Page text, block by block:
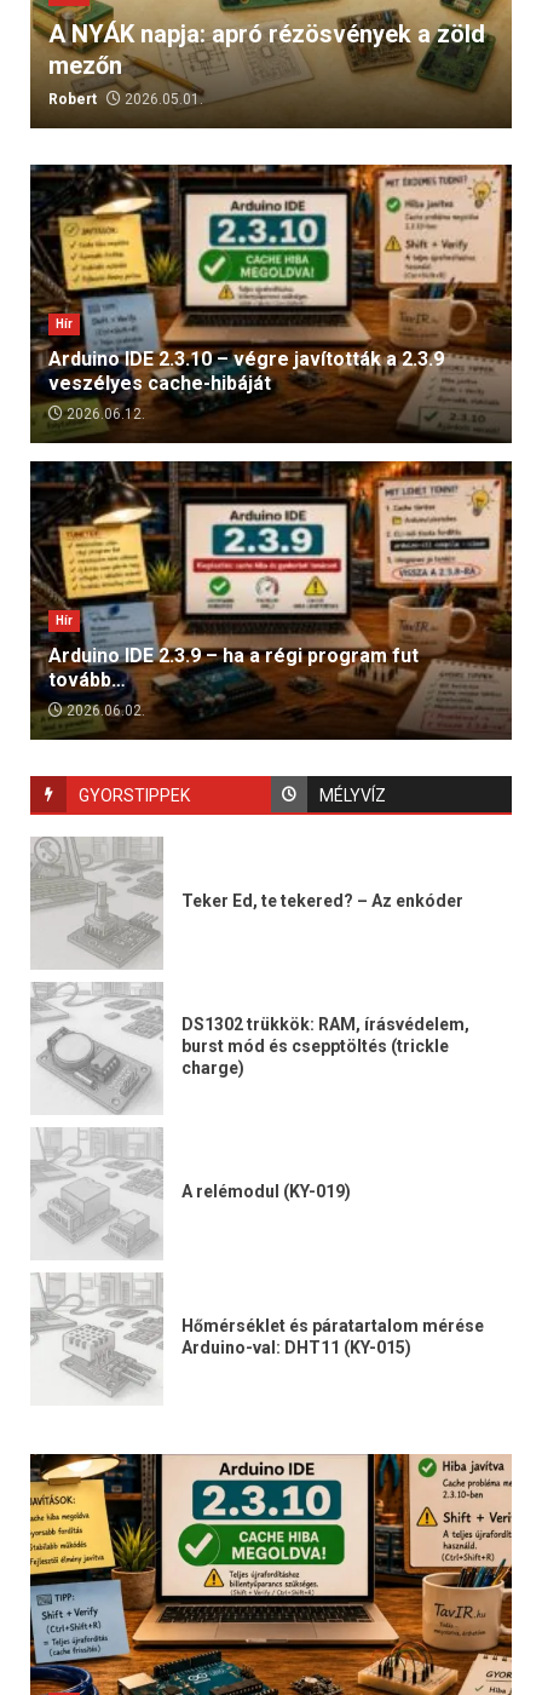
A NYÁK napja: apró rézösvények a zöld
mezőn
Robert 2026.05.01.
GYORSTIPPEK MÉLYVÍZ
Teker Ed, te tekered? – Az enkóder
DS1302 trükkök: RAM, írásvédelem,
burst mód és csepptöltés (trickle
charge)
A relémodul (KY-019)
Hőmérséklet és páratartalom mérése
Arduino-val: DHT11 (KY-015)
Hír
Arduino IDE 2.3.10 – végre javították a 2.3.9
veszélyes cache-hibáját
2026.06.12.
Hír
Arduino IDE 2.3.9 – ha a régi program fut
tovább…
2026.06.02.